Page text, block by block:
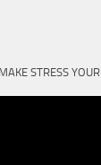
STRESS